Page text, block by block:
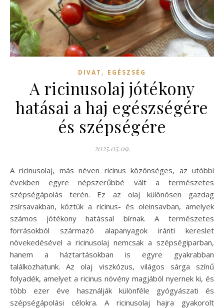
DIVAT , EGÉSZSÉG
A ricinusolaj jótékony
hatásai a haj egészségére
és szépségére
2025.05.09.
A ricinusolaj, más néven ricinus közönséges, az utóbbi
években egyre népszerűbbé vált a természetes
szépségápolás terén. Ez az olaj különösen gazdag
zsírsavakban, köztük a ricinus- és oleinsavban, amelyek
számos jótékony hatással bírnak. A természetes
forrásokból származó alapanyagok iránti kereslet
növekedésével a ricinusolaj nemcsak a szépségiparban,
hanem a háztartásokban is egyre gyakrabban
találkozhatunk. Az olaj viszkózus, világos sárga színű
folyadék, amelyet a ricinus növény magjából nyernek ki, és
több ezer éve használják különféle gyógyászati és
szépségápolási célokra. A ricinusolaj hajra gyakorolt